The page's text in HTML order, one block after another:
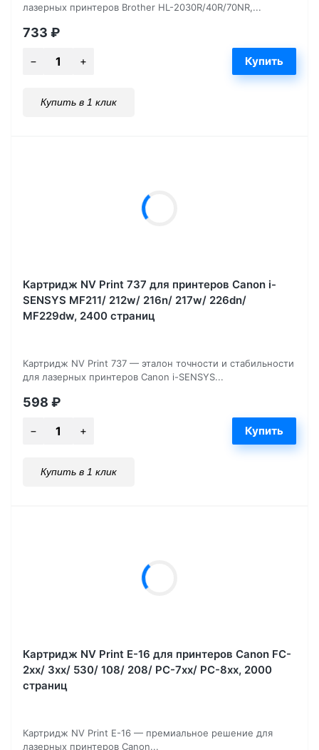
лазерных принтеров Brother HL-2030R/40R/70NR,...
733 ₽
Купить в 1 клик
Картридж NV Print 737 для принтеров Canon i-
SENSYS MF211/ 212w/ 216n/ 217w/ 226dn/
MF229dw, 2400 страниц
Картридж NV Print 737 — эталон точности и стабильности
для лазерных принтеров Canon i-SENSYS...
598 ₽
Купить в 1 клик
Картридж NV Print E-16 для принтеров Canon FC-
2xx/ 3xx/ 530/ 108/ 208/ PC-7xx/ PC-8xx, 2000
страниц
Картридж NV Print E-16 — премиальное решение для
лазерных принтеров Canon...